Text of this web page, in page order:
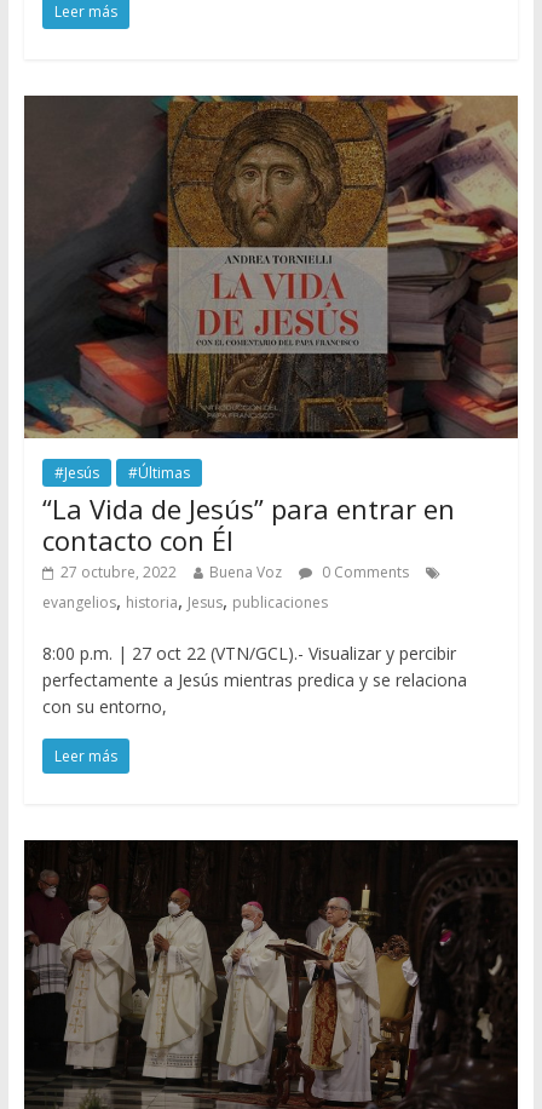
Leer más
#Jesús #Últimas
“La Vida de Jesús” para entrar en
contacto con Él
27 octubre, 2022 Buena Voz
0 Comments
evangelios, historia, Jesus, publicaciones
8:00 p.m. | 27 oct 22 (VTN/GCL).- Visualizar y percibir
perfectamente a Jesús mientras predica y se relaciona
con su entorno,
Leer más